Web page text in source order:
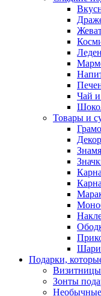
Чай
Товары и
Подарки,
Зонты
Необычные